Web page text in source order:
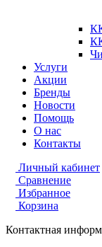
Услуги
Акции
Бренды
Новости
Помощь
О нас
Контакты
Личный кабинет
Сравнение
Избранное
Корзина
Контактная